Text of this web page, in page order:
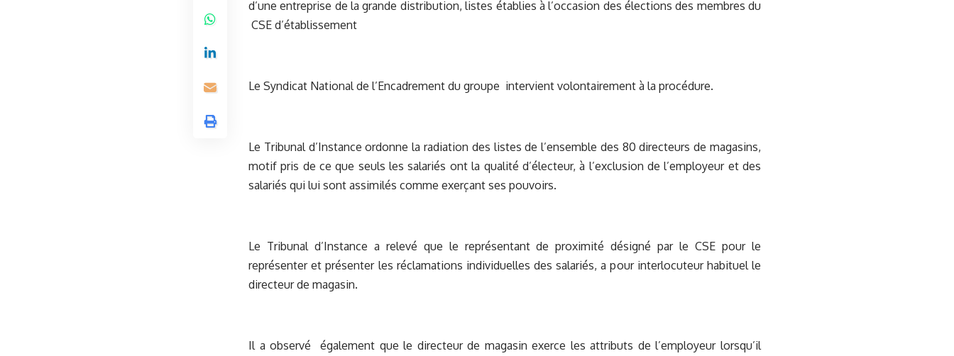
d’une entreprise de la grande distribution, listes établies à l’occasion des élections des membres du
CSE d’établissement
Le Syndicat National de l’Encadrement du groupe intervient volontairement à la procédure.
Le Tribunal d’Instance ordonne la radiation des listes de l’ensemble des 80 directeurs de magasins,
motif pris de ce que seuls les salariés ont la qualité d’électeur, à l’exclusion de l’employeur et des
salariés qui lui sont assimilés comme exerçant ses pouvoirs.
Le Tribunal d’Instance a relevé que le représentant de proximité désigné par le CSE pour le
représenter et présenter les réclamations individuelles des salariés, a pour interlocuteur habituel le
directeur de magasin.
Il a observé également que le directeur de magasin exerce les attributs de l’employeur lorsqu’il